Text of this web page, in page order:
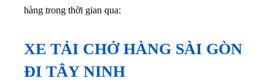
hàng trong thời gian qua:
XE TẢI CHỞ HÀNG SÀI GÒN
ĐI TÂY NINH